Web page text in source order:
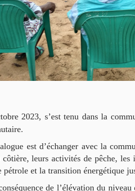
2023, s’est tenu dans la
est d’échanger avec la
leurs activités de pêche,
pétrole et la transition énergétique
de l’élévation du